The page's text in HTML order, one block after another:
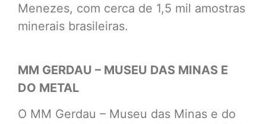
Menezes, com cerca de 1,5 mil amostras
minerais brasileiras.
MM GERDAU – MUSEU DAS MINAS E
DO METAL
O MM Gerdau – Museu das Minas e do